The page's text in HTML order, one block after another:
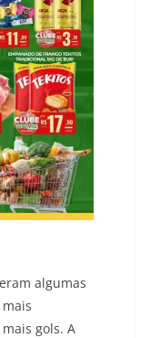
algumas
gols. A